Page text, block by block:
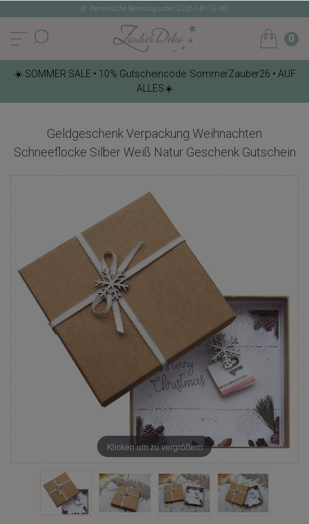
Persönliche Beratung unter: 02261-8175180
0
☀️ SOMMER SALE • 10% Gutscheincode: SommerZauber26 • AUF
ALLES☀️
Geldgeschenk Verpackung Weihnachten
Schneeflocke Silber Weiß Natur Geschenk Gutschein
Klicken um zu vergrößern